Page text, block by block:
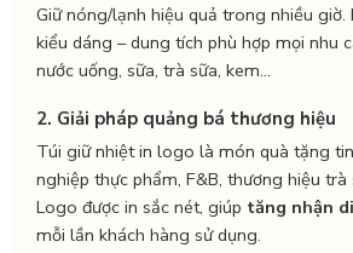
Giữ nóng/lạnh hiệu quả trong nhiều giờ.
kiểu dáng – dung tích phù hợp mọi nhu
nước uống, sữa, trà sữa, kem…
2. Giải pháp quảng bá thương hiệu
Túi giữ nhiệt in logo là món quà tặng
nghiệp thực phẩm, F&B, thương hiệu trà
Logo được in sắc nét, giúp tăng nhận
mỗi lần khách hàng sử dụng.